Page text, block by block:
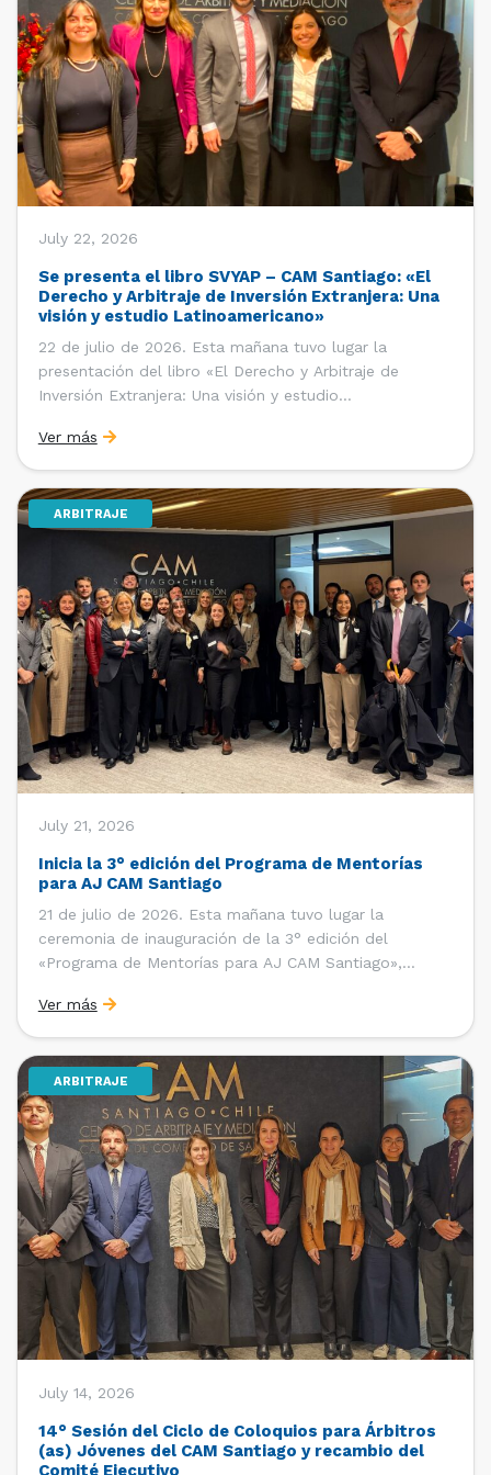
July 22, 2026
Se presenta el libro SVYAP – CAM Santiago: «El
Derecho y Arbitraje de Inversión Extranjera: Una
visión y estudio Latinoamericano»
22 de julio de 2026. Esta mañana tuvo lugar la
presentación del libro «El Derecho y Arbitraje de
Inversión Extranjera: Una visión y estudio
«Santiago Very Young Arbitration Practitioners»
(SVYAP), iniciativa que reúne a jóvenes profesionales
interesados en el arbitraje doméstico e internacional,
[…]
Ver más
ARBITRAJE
July 21, 2026
Inicia la 3° edición del Programa de Mentorías
para AJ CAM Santiago
21 de julio de 2026. Esta mañana tuvo lugar la
ceremonia de inauguración de la 3° edición del
«Programa de Mentorías para AJ CAM Santiago»,
Internacionales con el apoyo de la Dirección Ejecutiva
y la Subdirección Ejecutiva y de Asuntos
Internacionales, tras […]
Ver más
ARBITRAJE
July 14, 2026
14° Sesión del Ciclo de Coloquios para Árbitros
(as) Jóvenes del CAM Santiago y recambio del
Comité Ejecutivo